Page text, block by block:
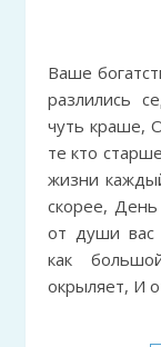
Ваше богатство — это годы ваши, Что на висках
разлились
чуть краше,
те кто
жизни
скорее,
от души вас
как
окрыляет, И